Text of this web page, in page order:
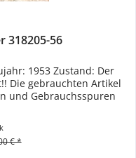
318205-56
1953 Zustand: Der
Die gebrauchten Artikel
und Gebrauchsspuren
€ *